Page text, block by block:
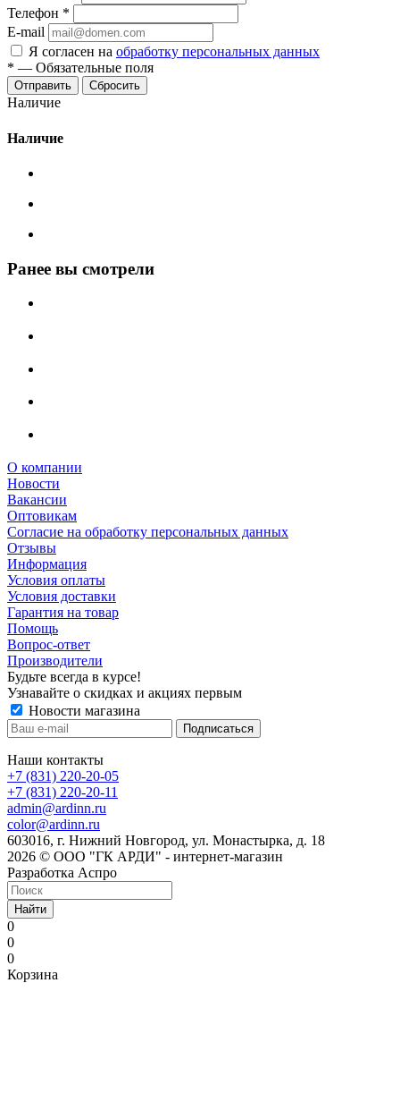
Телефон *
E-mail
Я согласен на обработку персональных данных
* — Обязательные поля
Сбросить
Наличие
Наличие
Ранее вы смотрели
О компании
Новости
Вакансии
Оптовикам
Cогласие на обработку персональных данных
Отзывы
Информация
Условия оплаты
Условия доставки
Гарантия на товар
Помощь
Вопрос-ответ
Производители
Будьте всегда в курсе!
Узнавайте о скидках и акциях первым
Новости магазина
Наши контакты
+7 (831) 220-20-05
+7 (831) 220-20-11
admin@ardinn.ru
color@ardinn.ru
603016, г. Нижний Новгород, ул. Монастырка, д. 18
2026 © ООО "ГК АРДИ" - интернет-магазин
Разработка Аспро
Найти
0
0
0
Корзина